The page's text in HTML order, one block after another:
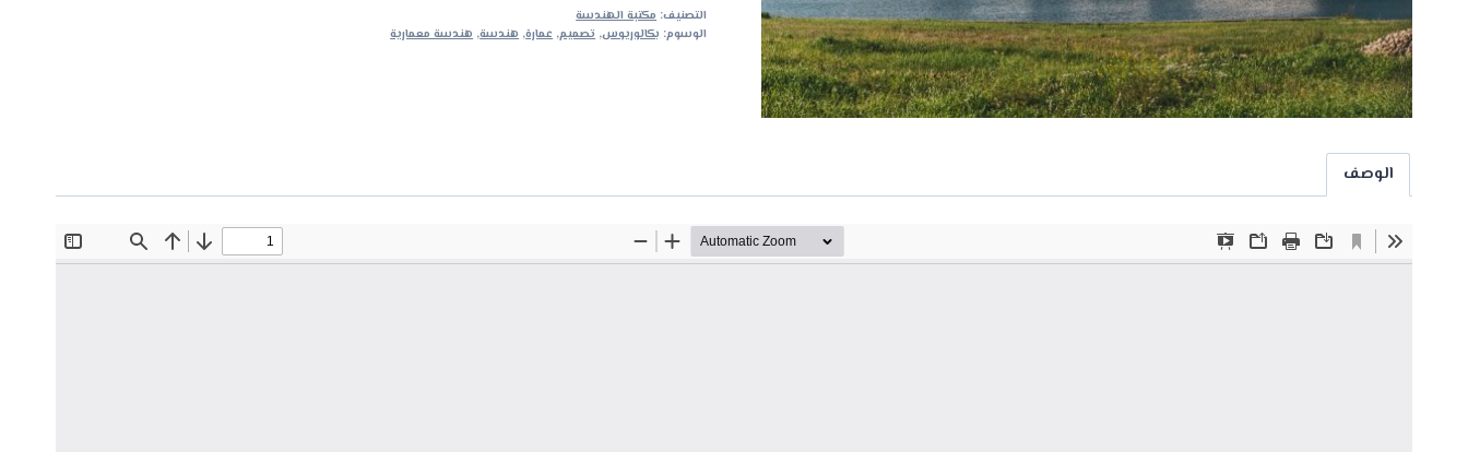
التصنيف: مكتبة الهندسة
الوسوم: بكالوريوس, تصميم, عمارة, هندسة, هندسة معمارية
الوصف